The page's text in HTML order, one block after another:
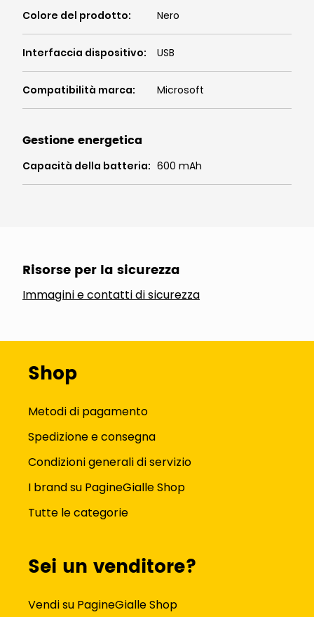
Colore del prodotto: Nero
Interfaccia dispositivo: USB
Compatibilità marca: Microsoft
Gestione energetica
Capacità della batteria: 600 mAh
Risorse per la sicurezza
Immagini e contatti di sicurezza
Shop
Metodi di pagamento
Spedizione e consegna
Condizioni generali di servizio
I brand su PagineGialle Shop
Tutte le categorie
Sei un venditore?
Vendi su PagineGialle Shop